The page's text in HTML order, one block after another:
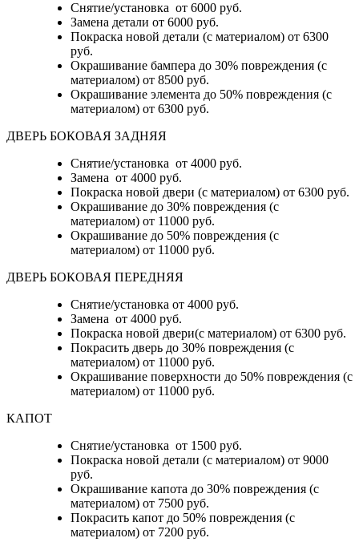
Снятие/установка от 6000 руб.
Замена детали от 6000 руб.
Покраска новой детали (с материалом) от 6300
руб.
Окрашивание бампера до 30% повреждения (с
материалом) от 8500 руб.
Окрашивание элемента до 50% повреждения (с
материалом) от 6300 руб.
ДВЕРЬ БОКОВАЯ ЗАДНЯЯ
Снятие/установка от 4000 руб.
Замена от 4000 руб.
Покраска новой двери (с материалом) от 6300 руб.
Окрашивание до 30% повреждения (с
материалом) от 11000 руб.
Окрашивание до 50% повреждения (с
материалом) от 11000 руб.
ДВЕРЬ БОКОВАЯ ПЕРЕДНЯЯ
Снятие/установка от 4000 руб.
Замена от 4000 руб.
Покраска новой двери(с материалом) от 6300 руб.
Покрасить дверь до 30% повреждения (с
материалом) от 11000 руб.
Окрашивание поверхности до 50% повреждения (с
материалом) от 11000 руб.
КАПОТ
Снятие/установка от 1500 руб.
Покраска новой детали (с материалом) от 9000
руб.
Окрашивание капота до 30% повреждения (с
материалом) от 7500 руб.
Покрасить капот до 50% повреждения (с
материалом) от 7200 руб.